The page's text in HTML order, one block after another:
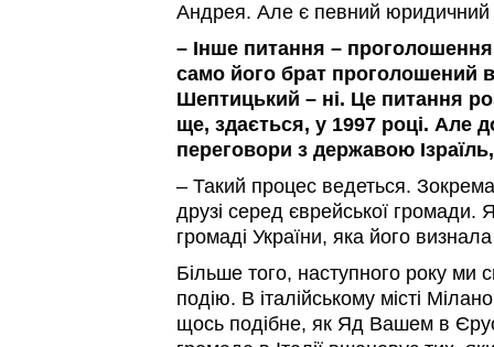
Андрея. Але є певний юридичний
– Інше питання –
само його брат проголошений в
Шептицький – ні. Це питання
ще, здається, у 1997 році. Але
переговори з державою
– Такий процес ведеться.
друзі серед єврейської громади.
громаді України, яка його
Більше того, наступного року ми
подію. В італійському місті
щось подібне, як Яд Вашем в